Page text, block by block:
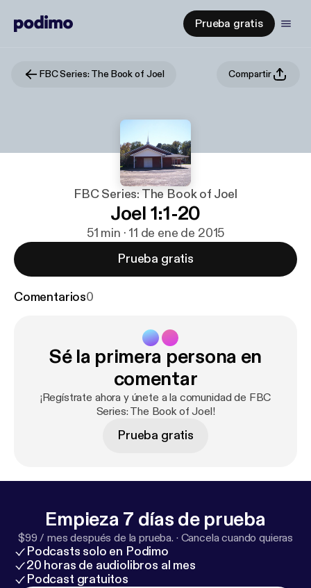
Prueba gratis
FBC Series: The Book of Joel Compartir
FBC Series: The Book of Joel
Joel 1:1-20
51 min · 11 de ene de 2015
Prueba gratis
Comentarios0
Sé la primera persona en
comentar
¡Regístrate ahora y únete a la comunidad de FBC
Series: The Book of Joel!
Prueba gratis
Empieza 7 días de prueba
$99 / mes después de la prueba. · Cancela cuando quieras
Podcasts solo en Podimo
20 horas de audiolibros al mes
Podcast gratuitos